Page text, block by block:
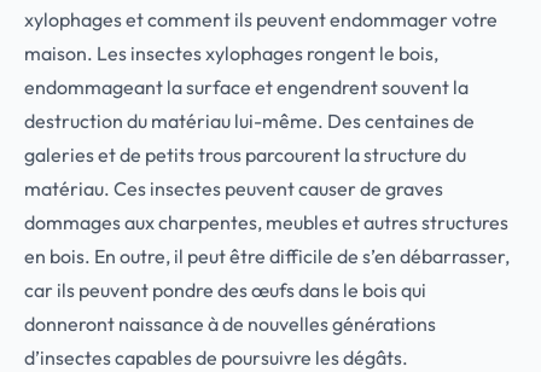
xylophages et comment ils peuvent endommager votre
maison. Les insectes xylophages rongent le bois,
endommageant la surface et engendrent souvent la
destruction du matériau lui-même. Des centaines de
galeries et de petits trous parcourent la structure du
matériau. Ces insectes peuvent causer de graves
dommages aux charpentes, meubles et autres structures
en bois. En outre, il peut être difficile de s’en débarrasser,
car ils peuvent pondre des œufs dans le bois qui
donneront naissance à de nouvelles générations
d’insectes capables de poursuivre les dégâts.